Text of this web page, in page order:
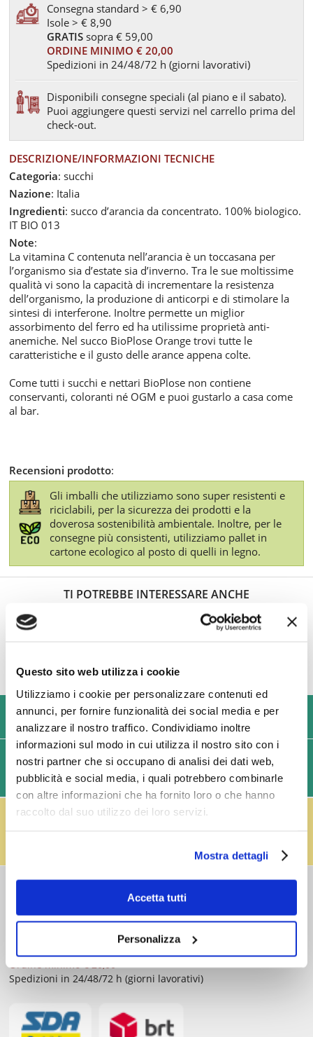
Questo sito web utilizza i cookie
Utilizziamo i cookie per personalizzare contenuti ed
annunci, per fornire funzionalità dei social media e per
analizzare il nostro traffico. Condividiamo inoltre
informazioni sul modo in cui utilizza il nostro sito con i
nostri partner che si occupano di analisi dei dati web,
pubblicità e social media, i quali potrebbero combinarle
con altre informazioni che ha fornito loro o che hanno
raccolto dal suo utilizzo dei loro servizi.
Mostra dettagli
Accetta tutti
Personalizza
Consegna standard > € 6,90
Isole > € 8,90
GRATIS sopra € 59,00
ORDINE MINIMO € 20,00
Spedizioni in 24/48/72 h (giorni lavorativi)
Disponibili consegne speciali (al piano e il sabato).
Puoi aggiungere questi servizi nel carrello prima del
check-out.
DESCRIZIONE/INFORMAZIONI TECNICHE
Categoria: succhi
Nazione: Italia
Ingredienti: succo d’arancia da concentrato. 100% biologico.
IT BIO 013
Note:
La vitamina C contenuta nell’arancia è un toccasana per
l’organismo sia d’estate sia d’inverno. Tra le sue moltissime
qualità vi sono la capacità di incrementare la resistenza
dell’organismo, la produzione di anticorpi e di stimolare la
sintesi di interferone. Inoltre permette un miglior
assorbimento del ferro ed ha utilissime proprietà anti-
anemiche. Nel succo BioPlose Orange trovi tutte le
caratteristiche e il gusto delle arance appena colte.
Come tutti i succhi e nettari BioPlose non contiene
conservanti, coloranti né OGM e puoi gustarlo a casa come
al bar.
Recensioni prodotto:
Gli imballi che utilizziamo sono super resistenti e
riciclabili, per la sicurezza dei prodotti e la
doverosa sostenibilità ambientale. Inoltre, per le
consegne più consistenti, utilizziamo pallet in
cartone ecologico al posto di quelli in legno.
TI POTREBBE INTERESSARE ANCHE
USIAMO SOLO IMBALLAGGI RESISTENTI ED ECOLOGICI
SPEDIZIONI VELOCI IN 24/48/72 ORE (GIORNI
LAVORATIVI)
IL RESO FUSTI TI PREMIA!
Consegna standard > € 6,90
Ordine minimo € 20,00
Spedizioni in 24/48/72 h (giorni lavorativi)